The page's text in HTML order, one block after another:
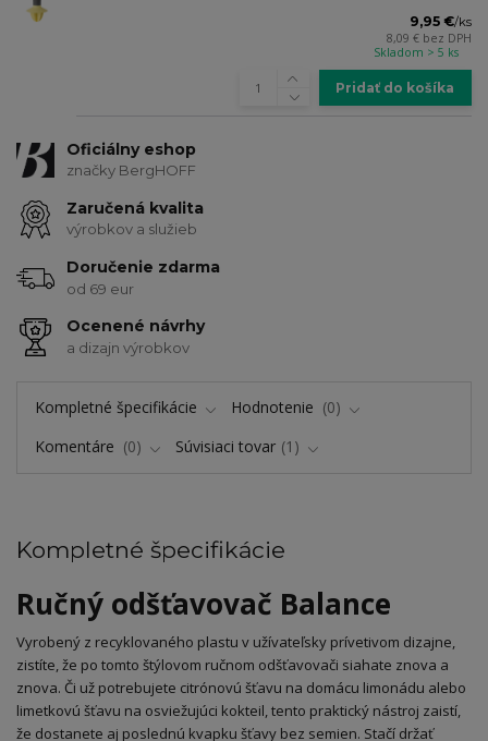
9,95 €/ks
8,09 € bez DPH
Skladom > 5 ks
Pridať do košíka
Oficiálny eshop
značky BergHOFF
Zaručená kvalita
výrobkov a služieb
Doručenie zdarma
od 69 eur
Ocenené návrhy
a dizajn výrobkov
Kompletné špecifikácie Hodnotenie
0
Komentáre
0 Súvisiaci tovar 1
Kompletné špecifikácie
Ručný odšťavovač Balance
Vyrobený z recyklovaného plastu v užívateľsky prívetivom dizajne,
zistíte, že po tomto štýlovom ručnom odšťavovači siahate znova a
znova. Či už potrebujete citrónovú šťavu na domácu limonádu alebo
limetkovú šťavu na osviežujúci kokteil, tento praktický nástroj zaistí,
že dostanete aj poslednú kvapku šťavy bez semien. Stačí držať